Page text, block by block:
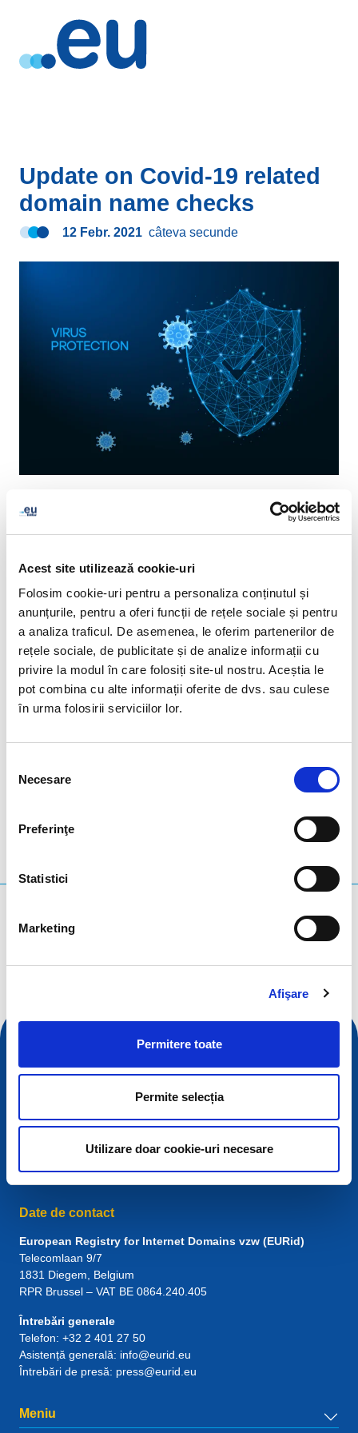
Acest site utilizează cookie-uri
Folosim cookie-uri pentru a personaliza conținutul și
anunțurile, pentru a oferi funcții de rețele sociale și pentru
a analiza traficul. De asemenea, le oferim partenerilor de
rețele sociale, de publicitate și de analize informații cu
privire la modul în care folosiți site-ul nostru. Aceștia le
pot combina cu alte informații oferite de dvs. sau culese
în urma folosirii serviciilor lor.
consimțământului
Necesare
Preferinţe
Statistici
Marketing
Afişare
Permitere toate
Permite selecția
Utilizare doar cookie-uri necesare
Update on Covid-19 related
domain name checks
12 Febr. 2021 câteva secunde
We would like to update you on the .eu domain name
that were set in early April 2020 due to
the checks on COVID-related newly registered domain
names until 1 September 2021.
Should you receive an email from EURid to verify your
data, you may check thisinformationto learn more
about what you are expected to do.
distribuiți prin
Date de contact
European Registry for Internet Domains vzw (EURid)
Telecomlaan 9/7
1831 Diegem , Belgium
RPR Brussel – VAT BE 0864.240.405
Întrebări generale
Telefon: +32 2 401 27 50
Asistență generală: info@eurid.eu
Întrebări de presă: press@eurid.eu
Meniu